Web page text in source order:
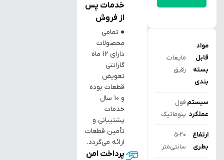
مواد
قابل
بسته
بندی
مایعات
رقیق
سیستم
عملکرد
فول
پنوماتیک
ارتفاع
بطری
5-20
سانتی‌متر
خدمات پس
از فروش
● تمامی
محصولات
دارای ۱۲ ماه
گارانتی
تعویض
قطعات بوده
و ۱۰ سال
خدمات
پشتیبانی و
تأمین قطعات
ارائه می‌گردد.
پرداخت امن